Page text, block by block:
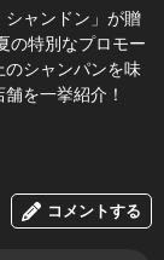
シャンドン」が贈
の特別なプロモー
のシャンパンを味
を一挙紹介！
コメントする